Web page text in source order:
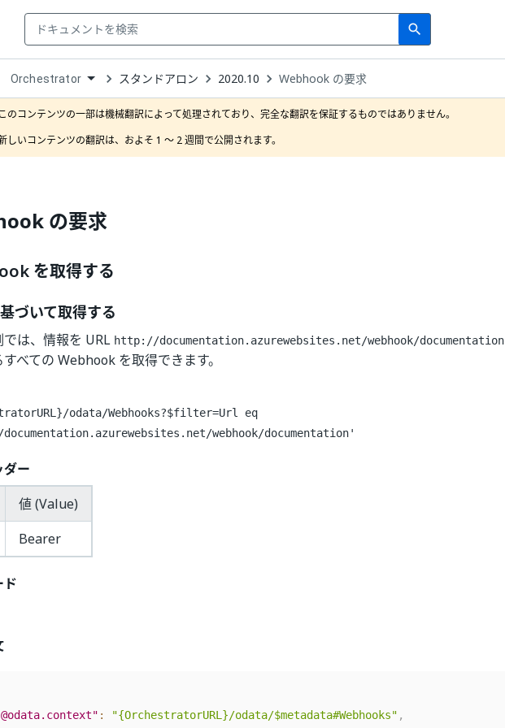
search
Search
Open
Dropdown
to
choose
product
Orchestrator スタンドアロン 2020.10 Webhook の要求
このコンテンツの一部は機械翻訳によって処理されており、完全な翻訳を保証するものではありません。
しいコンテンツの翻訳は、およそ 1 ～ 2 週間で公開されます。
の要求
を取得する
づいて取得する
は、情報を URL http://documentation.azurewebsites.net/webhook/documentation
べての Webhook を取得できます。
odata/Webhooks?$filter=Url eq
webhook/documentation'
ー
値 (Value)
Bearer
ド
: "{OrchestratorURL}/odata/$metadata#Webhooks" ,